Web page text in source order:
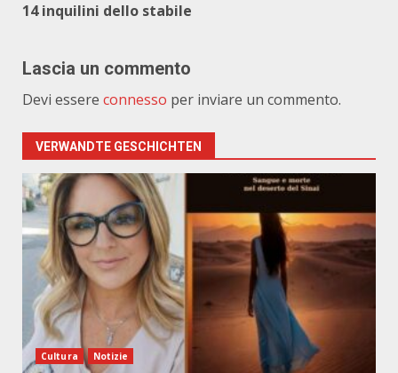
14 inquilini dello stabile
Lascia un commento
Devi essere connesso per inviare un commento.
VERWANDTE GESCHICHTEN
Cultura Notizie